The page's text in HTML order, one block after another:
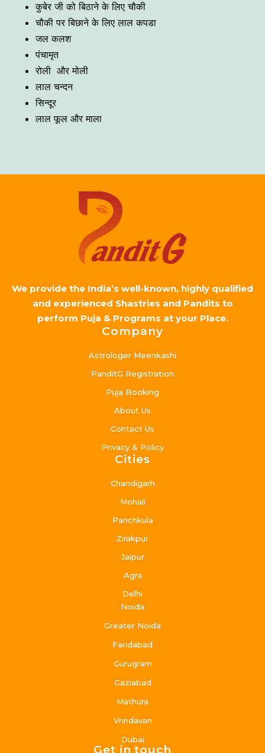
कुबेर जी को बिठाने के लिए चौकी
चौकी पर बिछाने के लिए लाल कपडा
जल कलश
पंचामृत
रोली और मोली
लाल चन्दन
सिन्दूर
लाल फूल और माला
We provide the India’s well-known, highly qualified
and experienced Shastries and Pandits to
perform Puja & Programs at your Place.
Company
Astrologer Meenkashi
PanditG Registration
Puja Booking
About Us
Contact Us
Privacy & Policy
Cities
Chandigarh
Mohali
Panchkula
Zirakpur
Jaipur
Agra
Delhi
Noida
Greater Noida
Faridabad
Gurugram
Gaziabad
Mathura
Vrindavan
Dubai
Get in touch